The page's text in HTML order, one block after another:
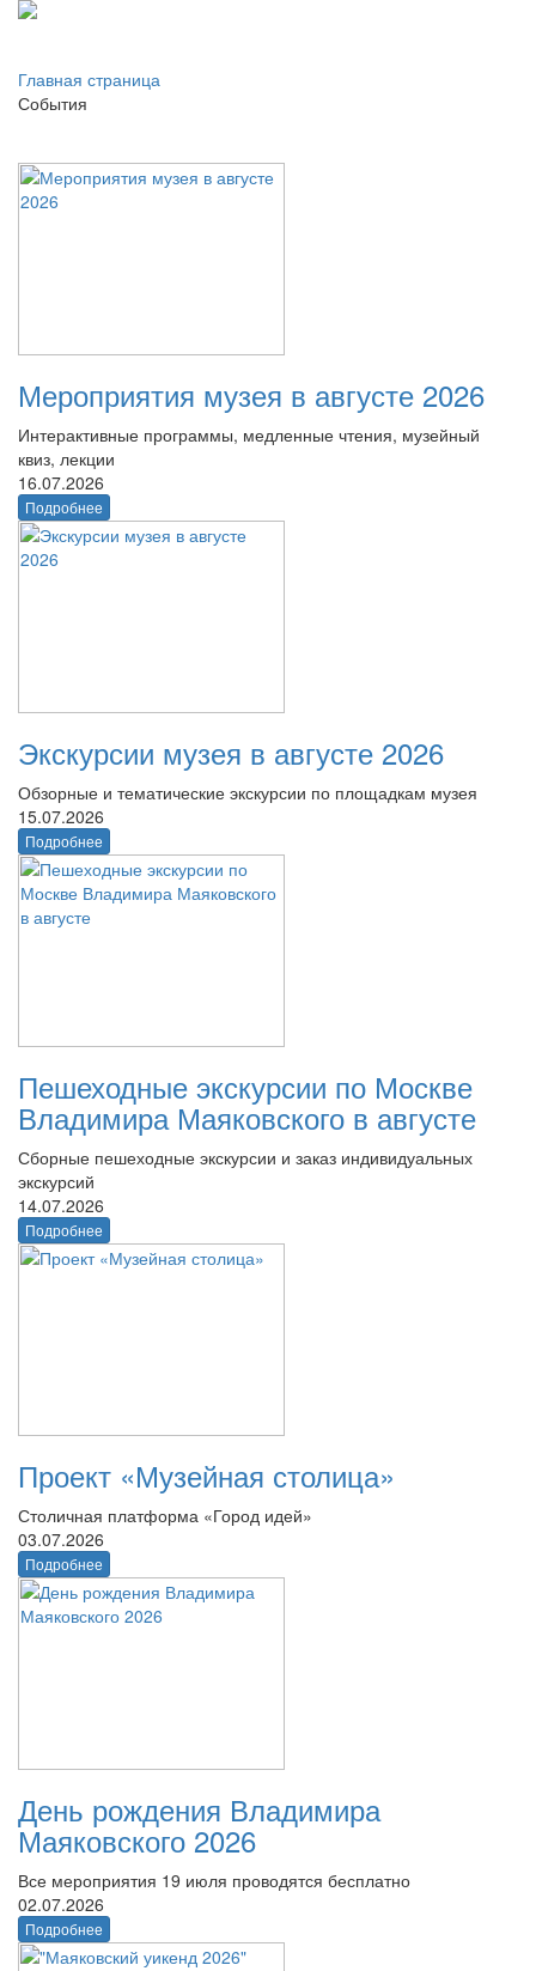
Главная страница
События
Мероприятия музея в августе 2026
Интерактивные программы, медленные чтения, музейный
квиз, лекции
16.07.2026
Подробнее
Экскурсии музея в августе 2026
Обзорные и тематические экскурсии по площадкам музея
15.07.2026
Подробнее
Пешеходные экскурсии по Москве
Владимира Маяковского в августе
Сборные пешеходные экскурсии и заказ индивидуальных
экскурсий
14.07.2026
Подробнее
Проект «Музейная столица»
Столичная платформа «Город идей»
03.07.2026
Подробнее
День рождения Владимира
Маяковского 2026
Все мероприятия 19 июля проводятся бесплатно
02.07.2026
Подробнее